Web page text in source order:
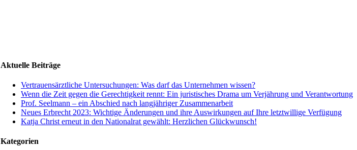
Aktuelle Beiträge
Vertrauensärztliche Untersuchungen: Was darf das Unternehmen wissen?
Wenn die Zeit gegen die Gerechtigkeit rennt: Ein juristisches Drama um Verjährung und Verantwortung
Prof. Seelmann – ein Abschied nach langjähriger Zusammenarbeit
Neues Erbrecht 2023: Wichtige Änderungen und ihre Auswirkungen auf Ihre letztwillige Verfügung
Katja Christ erneut in den Nationalrat gewählt: Herzlichen Glückwunsch!
Kategorien